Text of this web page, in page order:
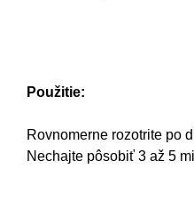
Použitie:
Rovnomerne rozotrite po
Nechajte pôsobiť 3 až 5